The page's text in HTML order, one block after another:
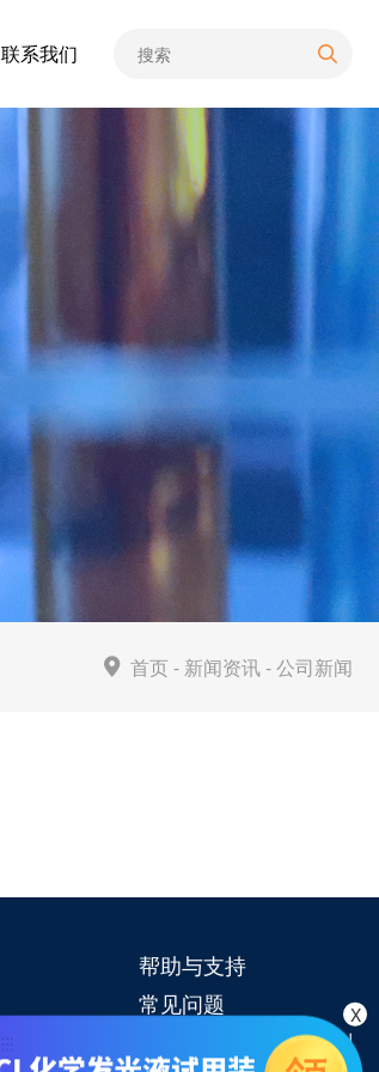
联系我们
首页- 新闻资讯-公司新闻
X
帮助与支持
常见问题
高敏ECL化学发光试剂